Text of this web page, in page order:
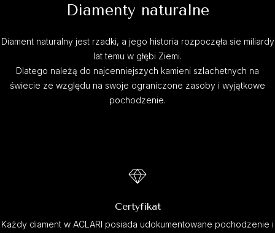
Diamenty naturalne
Diament naturalny jest rzadki, a jego historia rozpoczęła sie miliardy
lat temu w głębi Ziemi.
Dlatego należą do najcenniejszych kamieni szlachetnych na
świecie ze względu na swoje ograniczone zasoby i wyjątkowe
pochodzenie.
Certyfikat
Każdy diament w ACLARI posiada udokumentowane pochodzenie i